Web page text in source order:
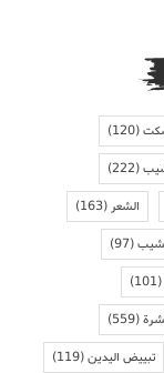
(120)
(222)
الشعر(163)
(97)
(101)
(559)
تبييض اليدين(119)